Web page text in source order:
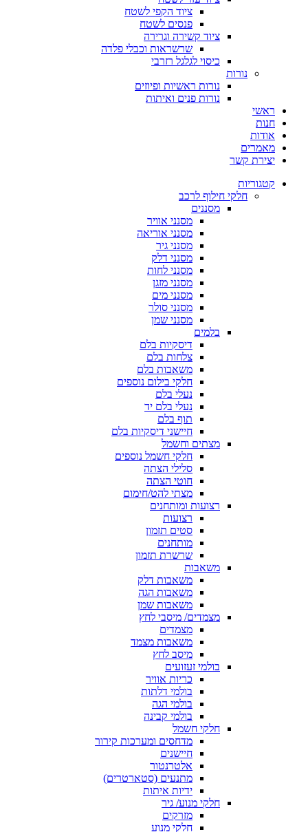
ציוד הקפי לשטח
פנסים לשטח
ציוד קשירה וגרירה
שרשראות וכבלי פלדה
כיסוי לגלגל רזרבי
נורות
נורות ראשיות ופיוזים
נורות פנים ואיתות
ראשי
חנות
אודות
מאמרים
יצירת קשר
קטגוריות
חלקי חילוף לרכב
מסננים
מסנני אוויר
מסנני אוריאה
מסנני גיר
מסנני דלק
מסנני לחות
מסנני מזגן
מסנני מים
מסנני סולר
מסנני שמן
בלמים
דיסקיות בלם
צלחות בלם
משאבות בלם
חלקי בילום נוספים
נעלי בלם
נעלי בלם יד
תוף בלם
חיישני דיסקיות בלם
מצתים וחשמל
חלקי חשמל נוספים
סלילי הצתה
חוטי הצתה
מצתי להט/חימום
רצועות ומותחנים
רצועות
סטים תזמון
מותחנים
שרשרת תזמון
משאבות
משאבות דלק
משאבות הגה
משאבות שמן
מצמדים/ מיסבי לחץ
מצמדים
משאבות מצמד
מיסב לחץ
בולמי זעזועים
כריות אוויר
בולמי דלתות
בולמי הגה
בולמי קבינה
חלקי חשמל
מדחסים ומערכות קירור
חיישנים
אלטרנטור
מתנעים (סטארטרים)
ידיות איתות
חלקי מנוע/ גיר
מזרקים
חלקי מנוע